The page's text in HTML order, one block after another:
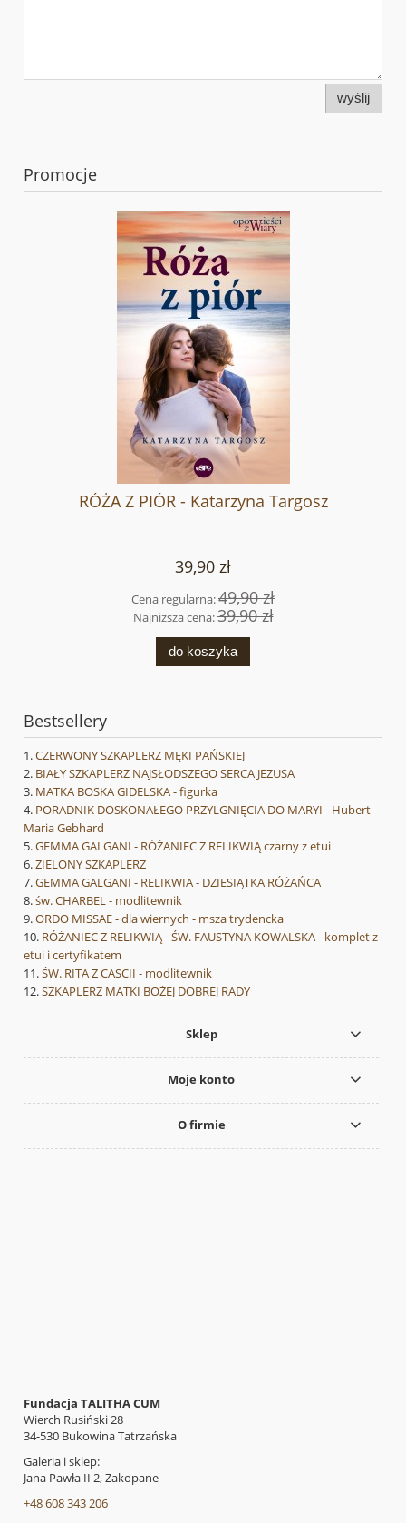
wyślij
Promocje
RÓŻA Z PIÓR - Katarzyna Targosz
39,90 zł
Cena regularna:49,90 zł
Najniższa cena:39,90 zł
do koszyka
Bestsellery
CZERWONY SZKAPLERZ MĘKI PAŃSKIEJ
BIAŁY SZKAPLERZ NAJSŁODSZEGO SERCA JEZUSA
MATKA BOSKA GIDELSKA - figurka
PORADNIK DOSKONAŁEGO PRZYLGNIĘCIA DO MARYI - Hubert
Maria Gebhard
GEMMA GALGANI - RÓŻANIEC Z RELIKWIĄ czarny z etui
ZIELONY SZKAPLERZ
GEMMA GALGANI - RELIKWIA - DZIESIĄTKA RÓŻAŃCA
św. CHARBEL - modlitewnik
ORDO MISSAE - dla wiernych - msza trydencka
RÓŻANIEC Z RELIKWIĄ - ŚW. FAUSTYNA KOWALSKA - komplet z
etui i certyfikatem
ŚW. RITA Z CASCII - modlitewnik
SZKAPLERZ MATKI BOŻEJ DOBREJ RADY
Sklep
Moje konto
O firmie
Fundacja TALITHA CUM
Wierch Rusiński 28
34-530 Bukowina Tatrzańska
Galeria i sklep:
Jana Pawła II 2, Zakopane
+48 608 343 206